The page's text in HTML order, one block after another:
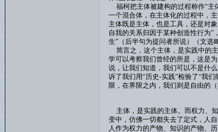
福柯把主体被建构的过程称作“主
一个混合体，在主体化的过程中，
主体既是主体，也是工具，还是对
自我的关系归因于某种创造性行为
生”（后半句为提问者所说）（文选
简言之，这个主体，是实践中的
学可以考察我们曾经的所是，这是
说，让我们知道，我们可以不是什
诉了我们用“历史-实践”检验了“我
限，在界限之内，我们则是自由的
主体，是实践的主体。而权力、
变中，仿佛一切都失去了定式，人
人作为权力的产物、知识的产物、